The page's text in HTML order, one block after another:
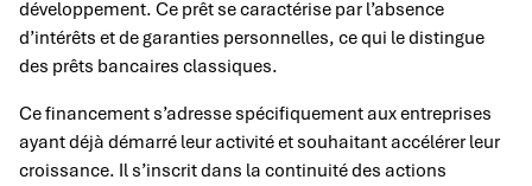
développement. Ce prêt se caractérise par l’absence
d’intérêts et de garanties personnelles, ce qui le distingue
des prêts bancaires classiques.
Ce financement s’adresse spécifiquement aux entreprises
ayant déjà démarré leur activité et souhaitant accélérer leur
croissance. Il s’inscrit dans la continuité des actions